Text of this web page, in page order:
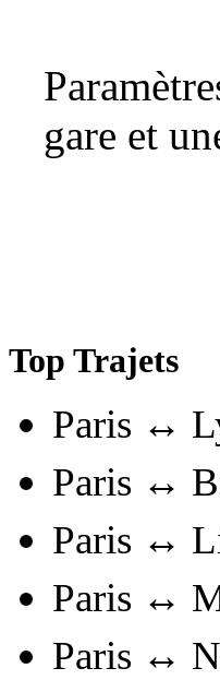
gare et
Top Trajets
Paris ↔
Paris ↔
Paris ↔
Paris ↔
Paris ↔